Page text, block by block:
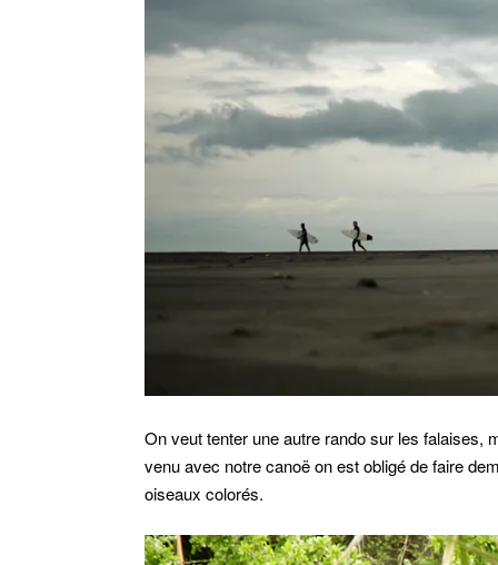
On veut tenter une autre rando sur les falaises,
venu avec notre canoë on est obligé de faire
oiseaux colorés.